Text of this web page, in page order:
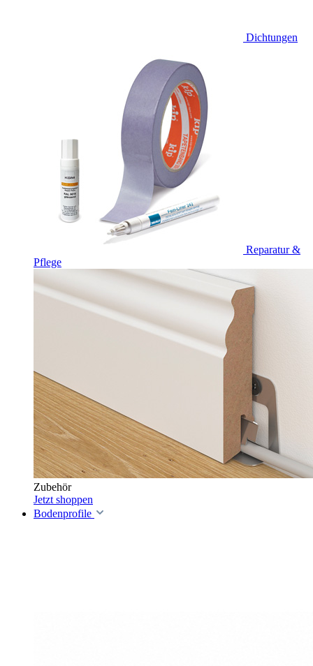
Dichtungen
Reparatur &
Pflege
Zubehör
Jetzt shoppen
Bodenprofile